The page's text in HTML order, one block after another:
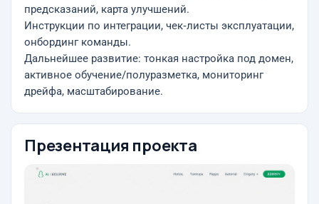
предсказаний, карта улучшений.
Инструкции по интеграции, чек‑листы эксплуатации,
онбординг команды.
Дальнейшее развитие: тонкая настройка под домен,
активное обучение/полуразметка, мониторинг
дрейфа, масштабирование.
Презентация проекта